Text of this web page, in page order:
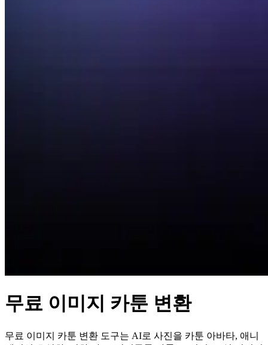
무료 이미지 카툰 변환
무료 이미지 카툰 변환 도구는 AI로 사진을 카툰 아바타, 애니